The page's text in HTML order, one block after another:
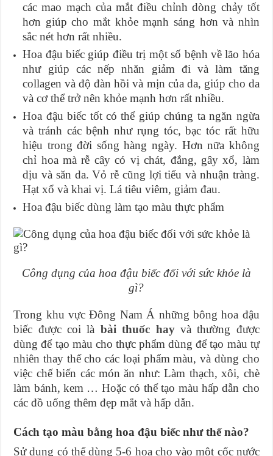
các mao mạch của mắt điều chỉnh dòng chảy tốt
hơn giúp cho mắt khỏe mạnh sáng hơn và nhìn
sắc nét hơn rất nhiều.
Hoa đậu biếc giúp điều trị một số bệnh về lão hóa
như giúp các nếp nhăn giảm đi và làm tăng
collagen và độ đàn hồi và mịn của da, giúp cho da
và cơ thể trở nên khỏe mạnh hơn rất nhiều.
Hoa đậu biếc tốt có thể giúp chúng ta ngăn ngừa
và tránh các bệnh như rụng tóc, bạc tóc rất hữu
hiệu trong đời sống hàng ngày. Hơn nữa không
chỉ hoa mà rễ cây có vị chát, đắng, gây xổ, làm
dịu và săn da. Vỏ rễ cũng lợi tiểu và nhuận tràng.
Hạt xổ và khai vị. Lá tiêu viêm, giảm đau.
Hoa đậu biếc dùng làm tạo màu thực phẩm
Công dụng của hoa đậu biếc đối với sức khỏe là
gì?
Trong khu vực Đông Nam Á những bông hoa đậu
biếc được coi là bài thuốc hayvà thường được
dùng để tạo màu cho thực phẩm dùng để tạo màu tự
nhiên thay thế cho các loại phẩm màu, và dùng cho
việc chế biến các món ăn như: Làm thạch, xôi, chè
làm bánh, kem … Hoặc có thể tạo màu hấp dẫn cho
các đồ uống thêm đẹp mắt và hấp dẫn.
Cách tạo màu bằng hoa đậu biếc như thế nào?
Sử dụng có thể dùng 5-6 hoa cho vào một cốc nước